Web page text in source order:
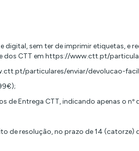
digital, sem ter de imprimir etiquetas,
dos CTT em https://www.ctt.pt/
particulares/enviar/devolucao-
Entrega CTT, indicando apenas o
de resolução, no prazo de 14